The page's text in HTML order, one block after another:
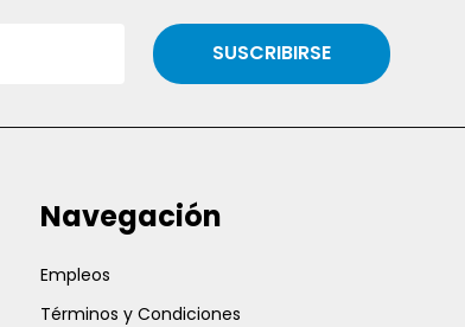
SUSCRIBIRSE
Navegación
Empleos
Términos y Condiciones